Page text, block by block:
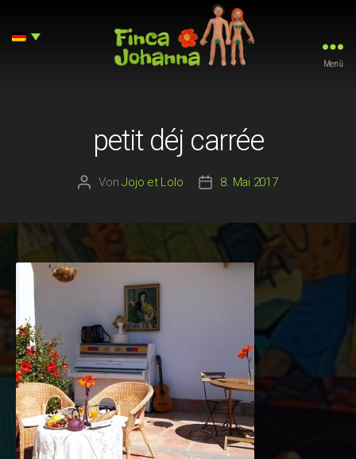
Menü
petit déj carrée
Beitragsautor
VonJojo et Lolo Beitragsdatum
8. Mai 2017